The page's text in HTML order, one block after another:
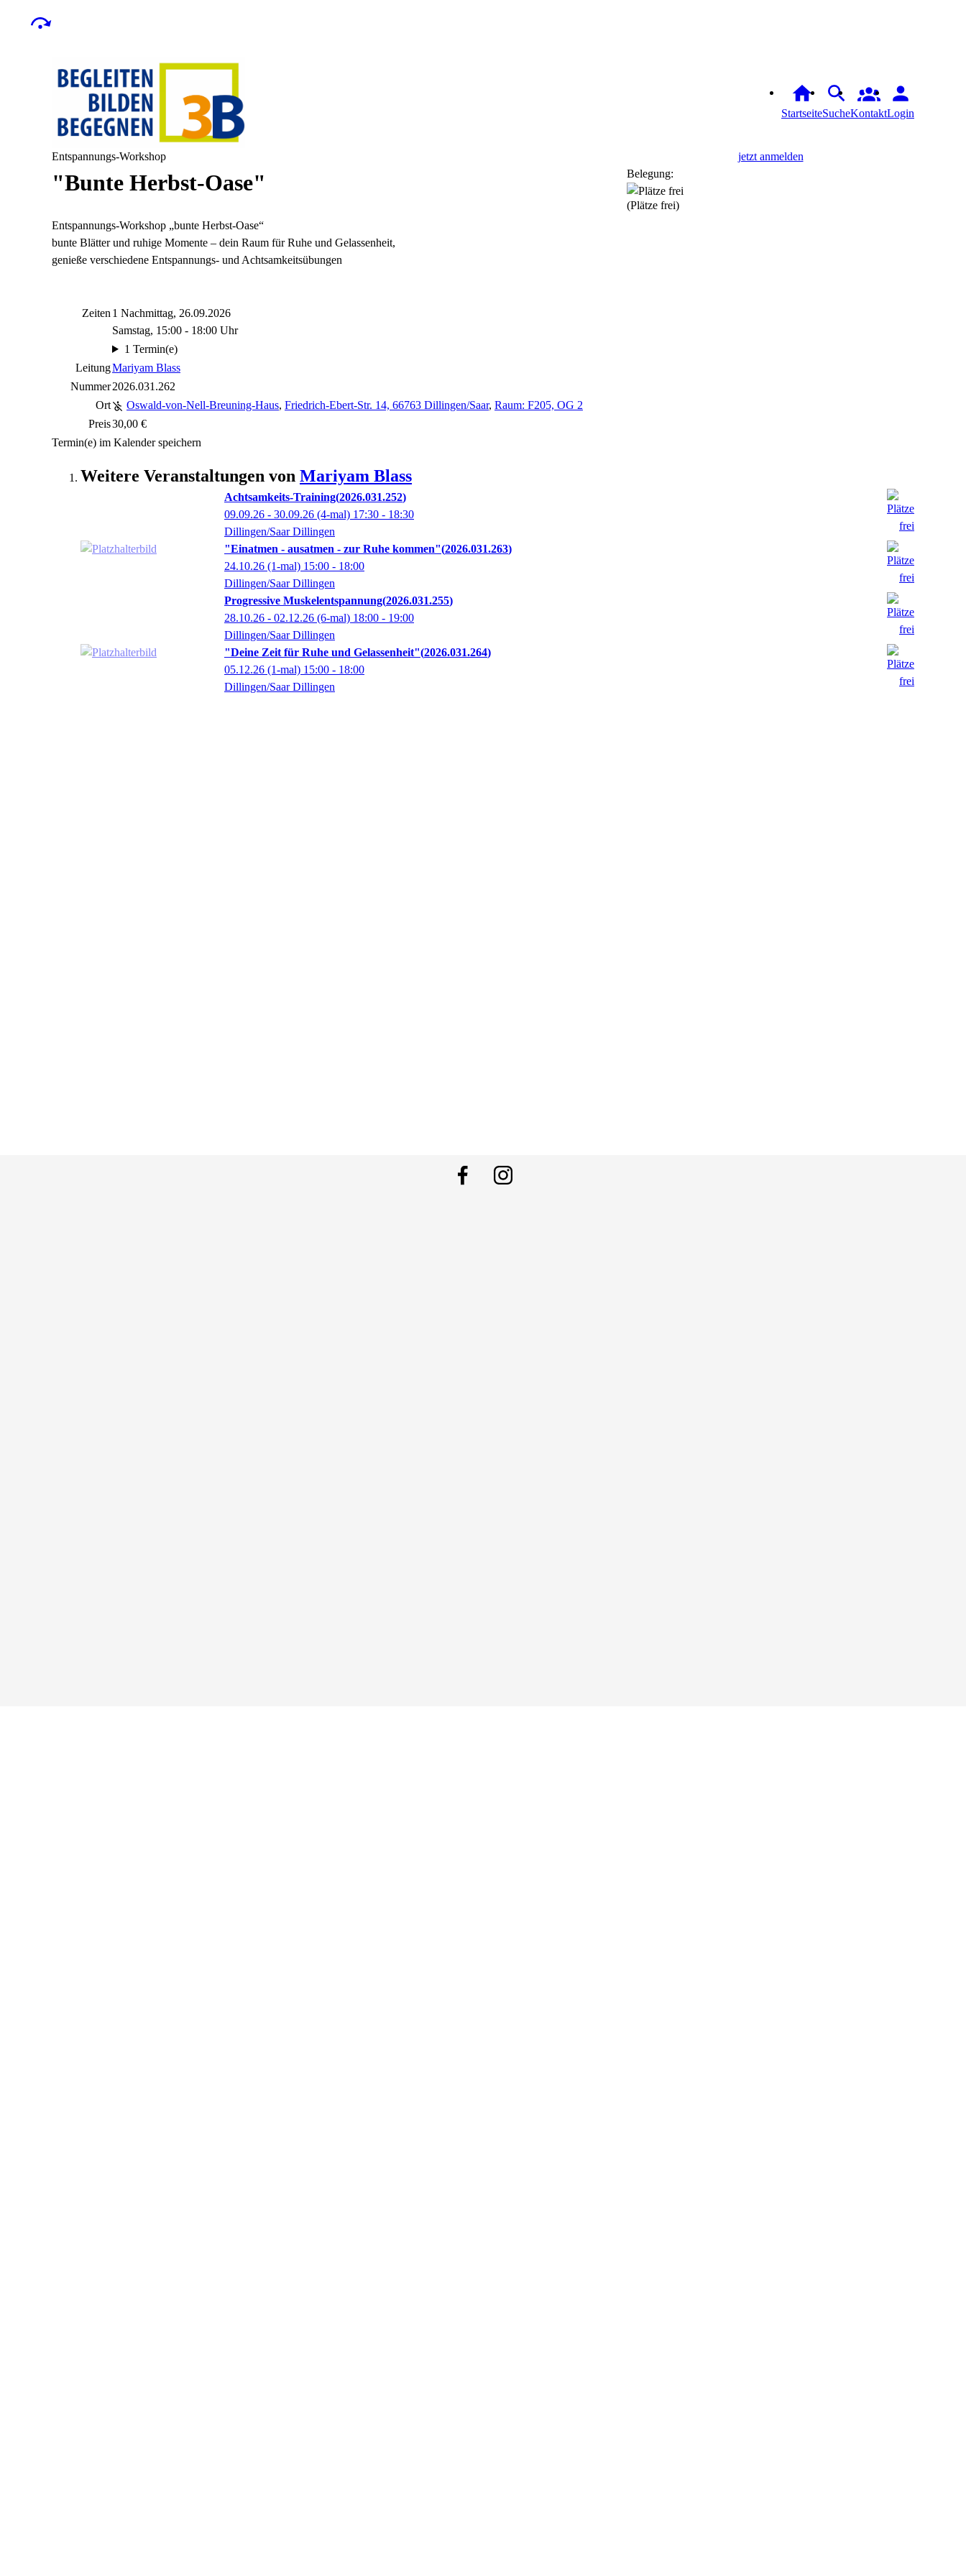
StartseiteSucheKontaktLogin
Entspannungs-Workshop
"Bunte Herbst-Oase"
Entspannungs-Workshop „bunte Herbst-Oase“
bunte Blätter und ruhige Momente – dein Raum für Ruhe und Gelassenheit,
genieße verschiedene Entspannungs- und Achtsamkeitsübungen
Zeiten 1 Nachmittag, 26.09.2026
Samstag, 15:00 - 18:00 Uhr
1 Termin(e)
LeitungMariyam Blass
Nummer2026.031.262
Ort
Oswald-von-Nell-Breuning-Haus, Friedrich-Ebert-Str. 14, 66763 Dillingen/Saar, Raum: F205, OG 2
Preis30,00 €
jetzt anmelden
Belegung:
(Plätze frei)
Termin(e) im Kalender speichern
Weitere Veranstaltungen von Mariyam Blass
Achtsamkeits-Training 2026.031.252
09.09.26 - 30.09.26 (4-mal) 17:30 - 18:30
Dillingen/Saar Dillingen
"Einatmen - ausatmen - zur Ruhe kommen" 2026.031.263
24.10.26 (1-mal) 15:00 - 18:00
Dillingen/Saar Dillingen
Progressive Muskelentspannung 2026.031.255
28.10.26 - 02.12.26 (6-mal) 18:00 - 19:00
Dillingen/Saar Dillingen
"Deine Zeit für Ruhe und Gelassenheit" 2026.031.264
05.12.26 (1-mal) 15:00 - 18:00
Dillingen/Saar Dillingen